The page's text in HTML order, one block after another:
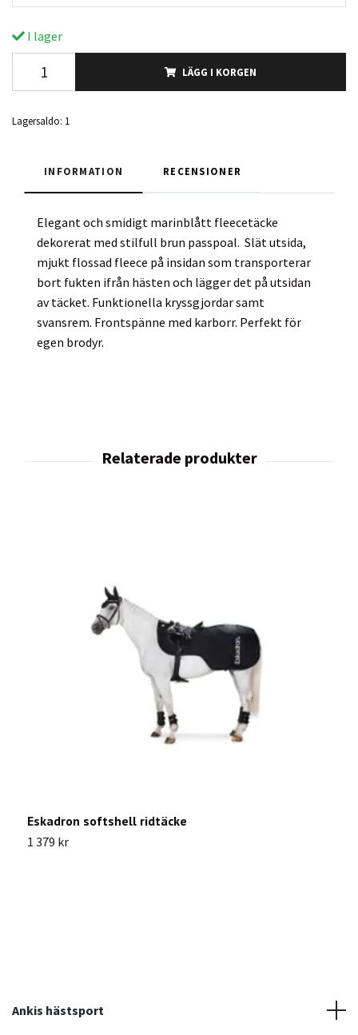
I lager
LÄGG I KORGEN
Lagersaldo: 1
INFORMATION RECENSIONER
Elegant och smidigt marinblått fleecetäcke
dekorerat med stilfull brun passpoal. Slät utsida,
mjukt flossad fleece på insidan som transporterar
bort fukten ifrån hästen och lägger det på utsidan
av täcket. Funktionella kryssgjordar samt
svansrem. Frontspänne med karborr. Perfekt för
egen brodyr.
Eskadron softshell ridtäcke
1 379 kr
Ankis hästsport